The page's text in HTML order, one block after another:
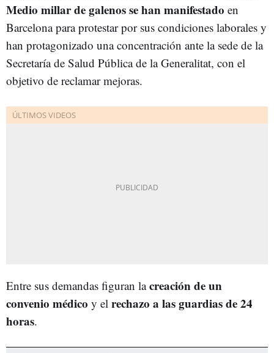
Medio millar de galenos se han manifestado en
Barcelona para protestar por sus condiciones laborales y
han protagonizado una concentración ante la sede de la
Secretaría de Salud Pública de la Generalitat, con el
objetivo de reclamar mejoras.
Entre sus demandas figuran lacreación de un
convenio médico y el rechazo a las guardias de 24
horas.